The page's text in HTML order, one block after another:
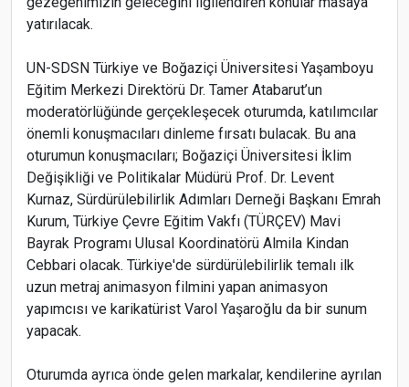
yatırılacak.
UN-SDSN Türkiye ve Boğaziçi Üniversitesi Yaşamboyu
Eğitim Merkezi Direktörü Dr. Tamer Atabarut’un
moderatörlüğünde gerçekleşecek oturumda, katılımcılar
önemli konuşmacıları dinleme fırsatı bulacak. Bu ana
oturumun konuşmacıları; Boğaziçi Üniversitesi İklim
Değişikliği ve Politikalar Müdürü Prof. Dr. Levent
Kurnaz, Sürdürülebilirlik Adımları Derneği Başkanı Emrah
Kurum, Türkiye Çevre Eğitim Vakfı (TÜRÇEV) Mavi
Bayrak Programı Ulusal Koordinatörü Almila Kindan
Cebbari olacak. Türkiye'de sürdürülebilirlik temalı ilk
uzun metraj animasyon filmini yapan animasyon
yapımcısı ve karikatürist Varol Yaşaroğlu da bir sunum
yapacak.
Oturumda ayrıca önde gelen markalar, kendilerine ayrılan